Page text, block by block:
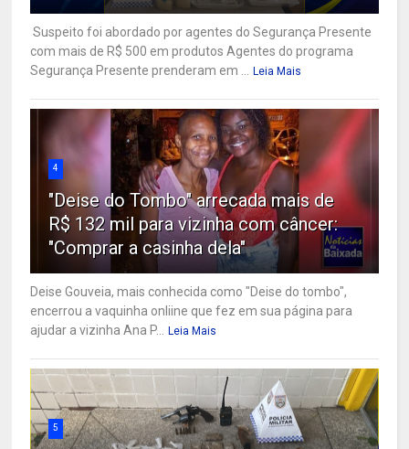
Suspeito foi abordado por agentes do Segurança Presente
com mais de R$ 500 em produtos Agentes do programa
Segurança Presente prenderam em ... Leia Mais
4
"Deise do Tombo" arrecada mais de
R$ 132 mil para vizinha com câncer:
"Comprar a casinha dela"
Deise Gouveia, mais conhecida como "Deise do tombo",
encerrou a vaquinha onliine que fez em sua página para
ajudar a vizinha Ana P... Leia Mais
5